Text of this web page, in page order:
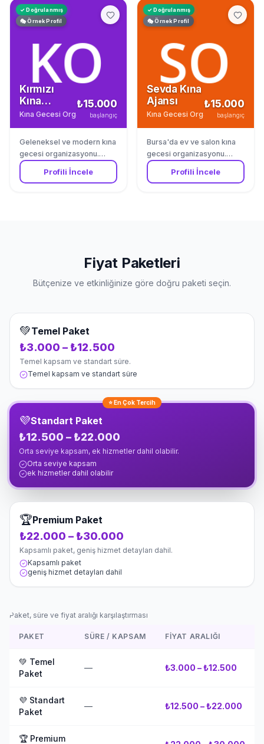
✓ Doğrulanmış
🎭 Örnek Profil
Kırmızı
Kına
Organizasyon
Kına Gecesi Organizasyonu· İstanbul
₺15.000
başlangıç
Geleneksel ve modern kına
gecesi organizasyonu.
Canlı müzik, dans
gösterileri ve özel
Profili İncele
✓ Doğrulanmış
🎭 Örnek Profil
Sevda Kına
Ajansı
Kına Gecesi Organizasyonu·
₺15.000
başlangıç
Bursa'da ev ve salon kına
gecesi organizasyonu.
Fotoğraf çekimi dahil
paketler. Bütçenize göre
Profili İncele
Fiyat Paketleri
Bütçenize ve etkinliğinize göre doğru paketi seçin.
💚Temel Paket
₺3.000 – ₺12.500
Temel kapsam ve standart süre.
Temel kapsam ve standart süre
⭐ En Çok Tercih
💜Standart Paket
₺12.500 – ₺22.000
Orta seviye kapsam, ek hizmetler dahil olabilir.
Orta seviye kapsam
ek hizmetler dahil olabilir
🏆Premium Paket
₺22.000 – ₺30.000
Kapsamlı paket, geniş hizmet detayları dahil.
Kapsamlı paket
geniş hizmet detayları dahil
Paket, süre ve fiyat aralığı karşılaştırması
PAKET SÜRE / KAPSAM FIYAT ARALIĞI
💚 Temel
Paket
— ₺3.000 – ₺12.500
💜 Standart
Paket
— ₺12.500 – ₺22.000
🏆 Premium